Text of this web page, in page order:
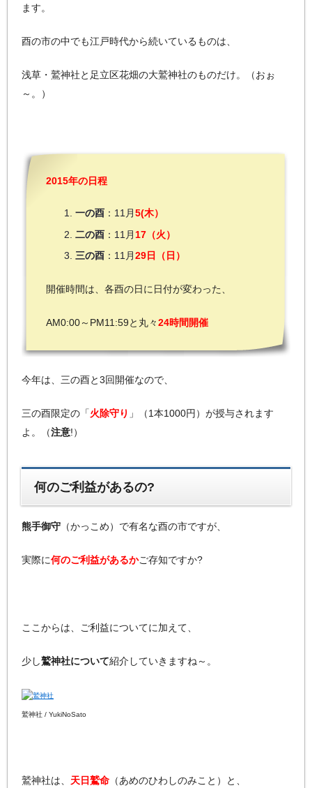
ます。
酉の市の中でも江戸時代から続いているものは、
浅草・鷲神社と足立区花畑の大鷲神社のものだけ。（おぉ
～。）
2015年の日程
一の酉 ：11月5(木）
二の酉 ：11月 17（火）
三の酉 ：11月29日（日）
開催時間は、各酉の日に日付が変わった、
AM0:00～PM11:59と丸々24時間開催
今年は、三の酉と3回開催なので、
三の酉限定の「火除守り 」（1本1000円）が授与されます
よ。（注意!）
何のご利益があるの?
熊手御守 （かっこめ）で有名な酉の市ですが、
実際に何のご利益があるかご存知ですか?
ここからは、ご利益についてに加えて、
少し鷲神社について紹介していきますね～。
鷲神社 / YukiNoSato
鷲神社は、 天日鷲命 （あめのひわしのみこと）と、